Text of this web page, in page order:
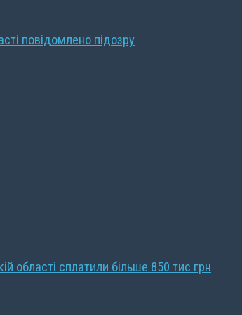
повідомлено підозру
області сплатили більше 850 тис грн